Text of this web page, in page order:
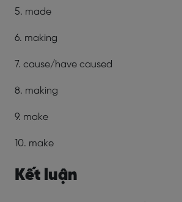
5. made
6. making
7. cause/have caused
8. making
9. make
10. make
Kết luận